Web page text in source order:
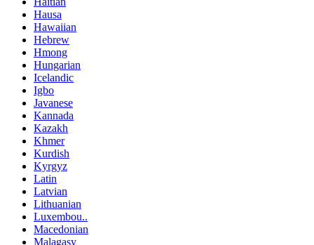
Hausa
Hawaiian
Hebrew
Hmong
Hungarian
Icelandic
Igbo
Javanese
Kannada
Kazakh
Khmer
Kurdish
Kyrgyz
Latin
Latvian
Lithuanian
Luxembou..
Macedonian
Malagasy